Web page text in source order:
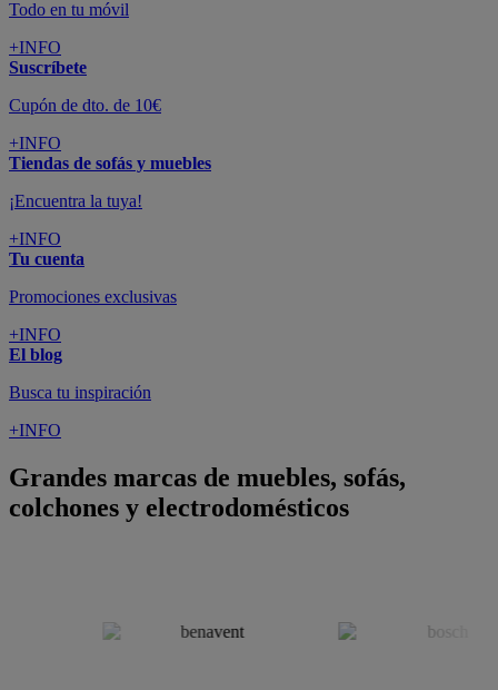
Todo en tu móvil
+INFO
Suscríbete
Cupón de dto. de 10€
+INFO
Tiendas de sofás y muebles
¡Encuentra la tuya!
+INFO
Tu cuenta
Promociones exclusivas
+INFO
El blog
Busca tu inspiración
+INFO
Grandes marcas de muebles, sofás,
colchones y electrodomésticos